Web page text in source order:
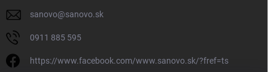
sanovo@sanovo.sk
0911 885 595
https://www.facebook.com/www.sanovo.sk/?fref=ts